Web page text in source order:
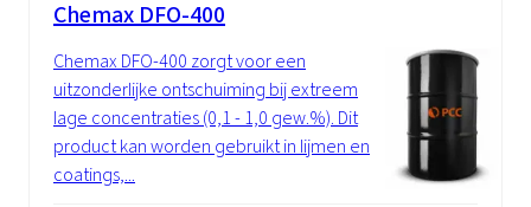
Chemax DFO-400
Chemax DFO-400 zorgt voor een
uitzonderlijke ontschuiming bij extreem
lage concentraties (0,1 - 1,0 gew.%). Dit
product kan worden gebruikt in lijmen en
coatings,...